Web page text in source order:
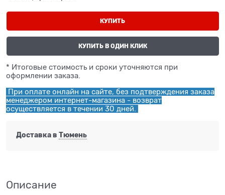
КУПИТЬ
КУПИТЬ В ОДИН КЛИК
* Итоговые стоимость и сроки уточняются при
оформлении заказа.
При оплате онлайн на сайте, без подтверждения заказа
менеджером интернет-магазина - возврат
осуществляется в течении 30 дней.
Доставка в Тюмень
Описание